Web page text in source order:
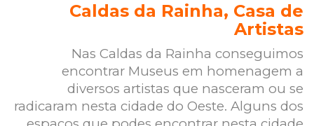
Caldas da Rainha, Casa de
Artistas
Nas Caldas da Rainha conseguimos
encontrar Museus em homenagem a
diversos artistas que nasceram ou se
radicaram nesta cidade do Oeste. Alguns dos